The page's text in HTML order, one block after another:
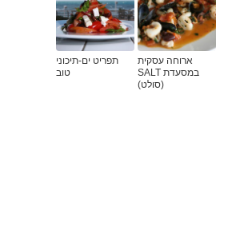
ארוחה עסקית
במסעדת SALT
(סולט)
תפריט ים-תיכוני
טוב